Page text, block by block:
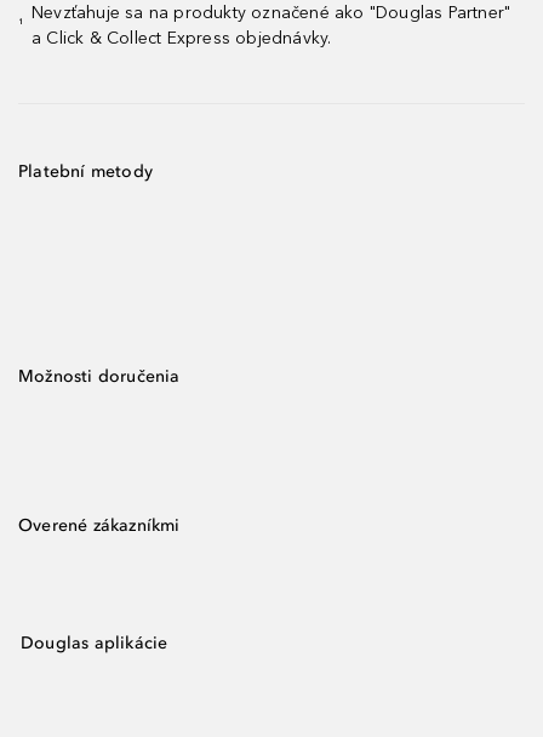
¹
Nevzťahuje sa na produkty označené ako "Douglas Partner"
a Click & Collect Express objednávky.
Platební metody
Možnosti doručenia
Overené zákazníkmi
Douglas aplikácie